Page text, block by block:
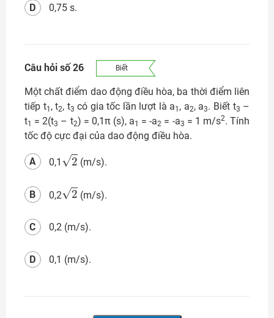
0,75 s.
D
Câu hỏi số 26 Biết
Một chất điểm dao động điều hòa, ba thời điểm liên
tiếp t1 , t2, t3 có gia tốc lần lượt là a1, a2, a3. Biết t3 –
t1 = 2(t3 – t2) = 0,1π (s), a1 = -a2 = -a3 = 1 m/s2. Tính
tốc độ cực đại của dao động điều hòa.
0,1 (m/s).
A
0,2 (m/s).
B
0,2 (m/s).
C
0,1 (m/s).
D